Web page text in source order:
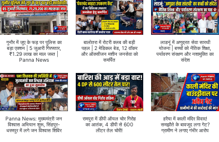
गुनौर में जुए के फड़ पर पुलिस का
बड़ा एक्शन | 5 जुआरी गिरफ्तार,
₹1.29 लाख का माल जब्त |
Panna News
बालोतरा में रोटरी क्लब की बड़ी
पहल | 2 मेडिकल बेड, 12 वॉकर
और ऑक्सीजन मशीन जनसेवा को
समर्पित
लाडनूं में अणुव्रत सेवा सारथी
योजना | बच्चों को नैतिक शिक्षा,
पर्यावरण संरक्षण और नशामुक्ति का
संदेश
Panna News: मुख्यमंत्री जन
विश्वास अभियान शुरू, सिंहपुर-
धरमपुर में लगे जन विश्वास शिविर
रामपुरा में डीपी ऑयल चोर गिरोह
का आतंक, 4 डीपी से 600
लीटर तेल चोरी!
हरैया में काली मंदिर विवाद!
समझौते के बावजूद लगा गेट?
ग्रामीण ने लगाए गंभीर आरोप